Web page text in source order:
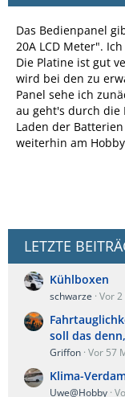
Das Bedienpanel
20A LCD Meter".
Die Platine ist gut
wird bei den zu
Panel sehe ich
au geht's durch die
Laden der
weiterhin am
LETZTE
Kühlboxen
schwarze Vor
soll das denn,
Griffon Vor 57
Klima-
Uwe@Hobby